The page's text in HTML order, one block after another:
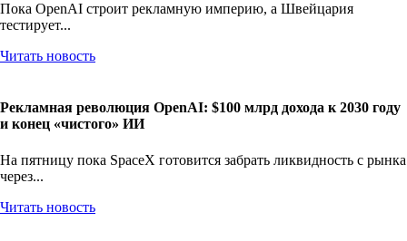
Пока OpenAI строит рекламную империю, а Швейцария
тестирует...
Читать новость
Рекламная революция OpenAI: $100 млрд дохода к 2030 году
и конец «чистого» ИИ
На пятницу пока SpaceX готовится забрать ликвидность с рынка
через...
Читать новость